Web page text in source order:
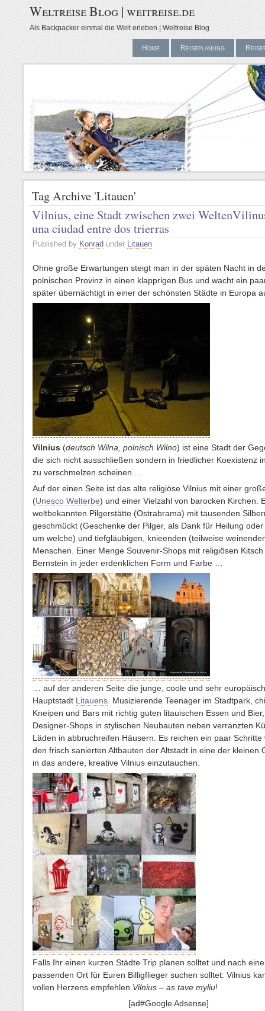
Weltreise Blog | weitreise.de
Als Backpacker einmal die Welt erleben | Weltreise Blog
Home Reiseplanung
Tag Archive 'Litauen'
Vilnius, eine Stadt zwischen zwei Welten
una ciudad entre dos trierras
Published by Konrad under Litauen
Ohne große Erwartungen steigt man in der späten Nacht in
polnischen Provinz in einen klapprigen Bus und wacht ein
später übernächtigt in einer der schönsten Städte in Europa
Vilnius (deutsch Wilna, polnisch Wilno) ist eine Stadt der
die sich nicht ausschließen sondern in friedlicher Koexistenz
zu verschmelzen scheinen …
Auf der einen Seite ist das alte religiöse Vilnius mit einer
(Unesco Welterbe) und einer Vielzahl von barocken Kirchen.
weltbekannten Pilgerstätte (Ostrabrama) mit tausenden
geschmückt (Geschenke der Pilger, als Dank für Heilung
um welche) und tiefgläubigen, knieenden (teilweise
Menschen. Einer Menge Souvenir-Shops mit religiösen
Bernstein in jeder erdenklichen Form und Farbe …
… auf der anderen Seite die junge, coole und sehr
Hauptstadt Litauens. Musizierende Teenager im Stadtpark,
Kneipen und Bars mit richtig guten litauischen Essen und
Designer-Shops in stylischen Neubauten neben verranzten
Läden in abbruchreifen Häusern. Es reichen ein paar Schritte
den frisch sanierten Altbauten der Altstadt in eine der kleinen
in das andere, kreative Vilnius einzutauchen.
Falls Ihr einen kurzen Städte Trip planen solltet und nach
passenden Ort für Euren Billigflieger suchen solltet: Vilnius
vollen Herzens empfehlen. Vilnius – as tave myliu!
[ad#Google Adsense]